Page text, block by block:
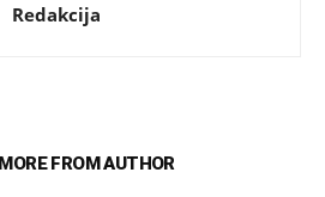
Redakcija
MORE FROM AUTHOR